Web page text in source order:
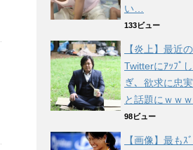
い…
133ビュー
【炎上】最近
Twitterにｱｯﾌﾟ
ぎ、欲求に忠
と話題にｗｗ
98ビュー
【画像】最もｽ